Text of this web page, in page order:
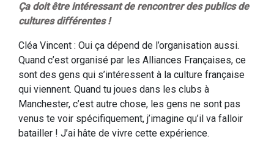
Ça doit être intéressant de rencontrer des publics de
cultures différentes !
Cléa Vincent : Oui ça dépend de l’organisation aussi.
Quand c’est organisé par les Alliances Françaises, ce
sont des gens qui s’intéressent à la culture française
qui viennent. Quand tu joues dans les clubs à
Manchester, c’est autre chose, les gens ne sont pas
venus te voir spécifiquement, j’imagine qu’il va falloir
batailler ! J’ai hâte de vivre cette expérience.